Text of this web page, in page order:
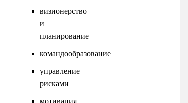
визионерство
и
планирование
командообразование
управление
рисками
мотивация